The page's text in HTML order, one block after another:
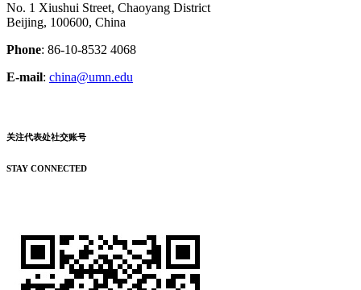
No. 1 Xiushui Street, Chaoyang District
Beijing, 100600, China
Phone: 86-10-8532 4068
E-mail: china@umn.edu
关注代表处社交账号
STAY CONNECTED